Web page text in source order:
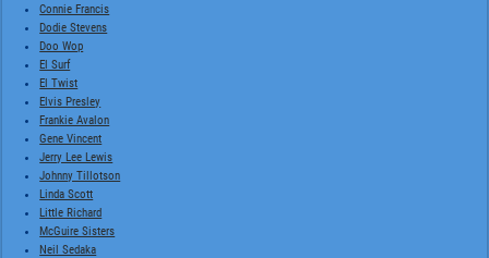
Connie Francis
Dodie Stevens
Doo Wop
El Surf
El Twist
Elvis Presley
Frankie Avalon
Gene Vincent
Jerry Lee Lewis
Johnny Tillotson
Linda Scott
Little Richard
McGuire Sisters
Neil Sedaka